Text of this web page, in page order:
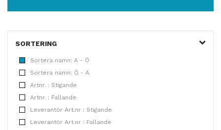
SORTERING
Sortera namn: A - Ö
Sortera namn: Ö - A
Artnr. : Stigande
Artnr. : Fallande
Leverantör Art.nr : Stigande
Leverantör Art.nr : Fallande